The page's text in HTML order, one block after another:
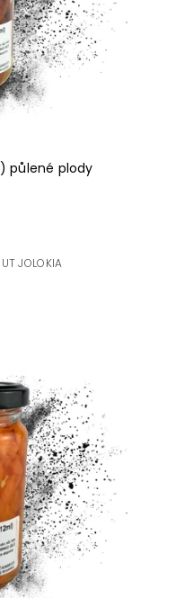
půlené plody
JOLOKIA